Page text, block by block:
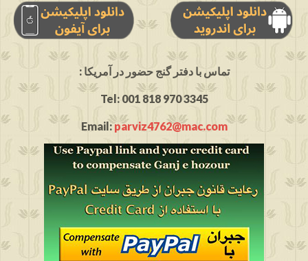
: تماس با دفتر گنج حضور در آمریکا
Tel: 001 818 970 3345
Email:parviz4762@mac.com